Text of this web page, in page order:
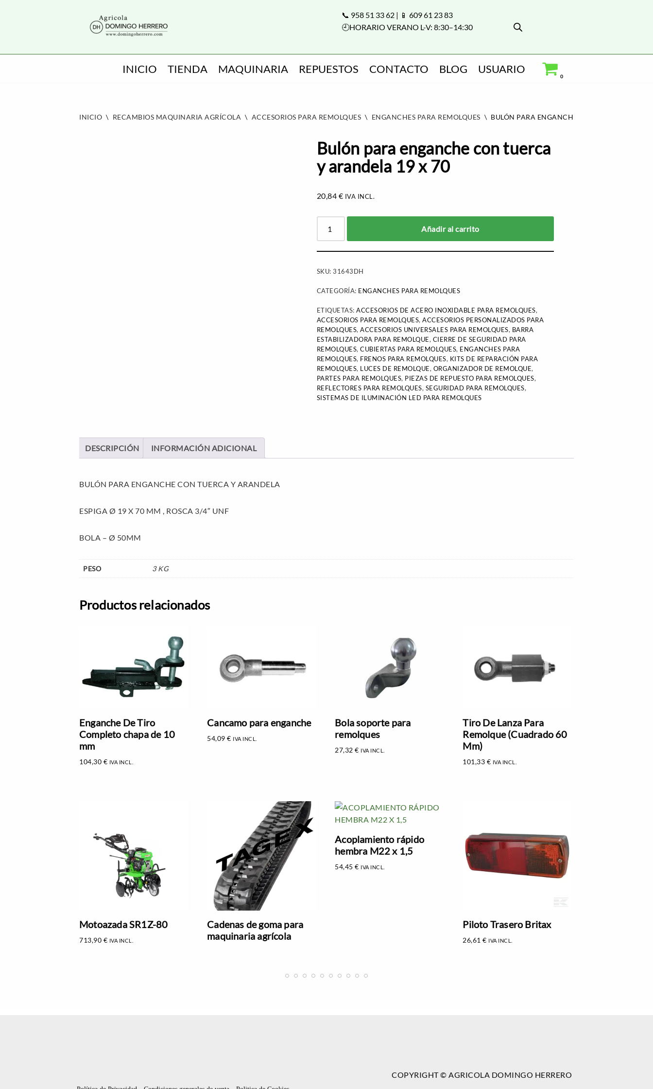
📞 958 51 33 62 | 📱 609 61 23 83
🕘HORARIO VERANO L-V: 8:30–14:30
INICIO TIENDA MAQUINARIA REPUESTOS CONTACTO BLOG USUARIO
0
INICIO \ RECAMBIOS MAQUINARIA AGRÍCOLA \ ACCESORIOS PARA REMOLQUES \ ENGANCHES PARA REMOLQUES \ BULÓN PARA ENGANCHE CON TUERCA Y
Bulón para enganche con tuerca
y arandela 19 x 70
20,84 € IVA INCL.
Añadir al carrito
SKU:31643DH
CATEGORÍA: ENGANCHES PARA REMOLQUES
ETIQUETAS:ACCESORIOS DE ACERO INOXIDABLE PARA REMOLQUES,
ACCESORIOS PARA REMOLQUES,ACCESORIOS PERSONALIZADOS PARA
REMOLQUES,ACCESORIOS UNIVERSALES PARA REMOLQUES, BARRA
ESTABILIZADORA PARA REMOLQUE, CIERRE DE SEGURIDAD PARA
REMOLQUES,CUBIERTAS PARA REMOLQUES, ENGANCHES PARA
REMOLQUES, FRENOS PARA REMOLQUES, KITS DE REPARACIÓN PARA
REMOLQUES, LUCES DE REMOLQUE, ORGANIZADOR DE REMOLQUE,
PARTES PARA REMOLQUES, PIEZAS DE REPUESTO PARA REMOLQUES,
REFLECTORES PARA REMOLQUES, SEGURIDAD PARA REMOLQUES,
SISTEMAS DE ILUMINACIÓN LED PARA REMOLQUES
DESCRIPCIÓN INFORMACIÓN ADICIONAL
BULÓN PARA ENGANCHE CON TUERCA Y ARANDELA
ESPIGA Ø 19 X 70 MM , ROSCA 3/4″ UNF
BOLA – Ø 50MM
PESO 3 KG
Productos relacionados
Enganche De Tiro
Completo chapa de 10
mm
104,30 € IVA INCL.
Cancamo para enganche
54,09€ IVA INCL.
Bola soporte para
remolques
27,32€ IVA INCL.
Tiro De Lanza Para
Remolque (Cuadrado 60
Mm)
101,33 € IVA INCL.
Motoazada SR1Z-80
713,90 € IVA INCL.
Cadenas de goma para
maquinaria agrícola
Acoplamiento rápido
hembra M22 x 1,5
54,45€ IVA INCL.
Piloto Trasero Britax
26,61€ IVA INCL.
COPYRIGHT © AGRICOLA DOMINGO HERRERO